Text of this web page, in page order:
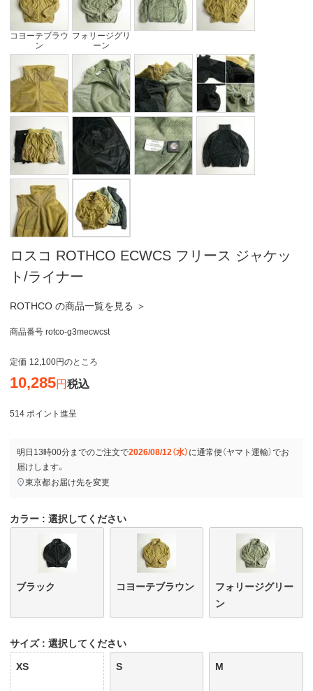
コヨーテブラウ
ン
フォリージグリ
ーン
ロスコ ROTHCO ECWCS フリース ジャケッ
ト/ライナー
ROTHCO の商品一覧を見る ＞
商品番号 rotco-g3mecwcst
定価 12,100 のところ
10,285 税込
514 ポイント進呈
明日 13時00分までのご注文で2026/08/12（水） に通常便（ヤマト運輸）でお
届けします。
東京都お届け先を変更
カラー 選択してください
ブラック コヨーテブラウン
フォリージグリー
ン
サイズ 選択してください
XS S M